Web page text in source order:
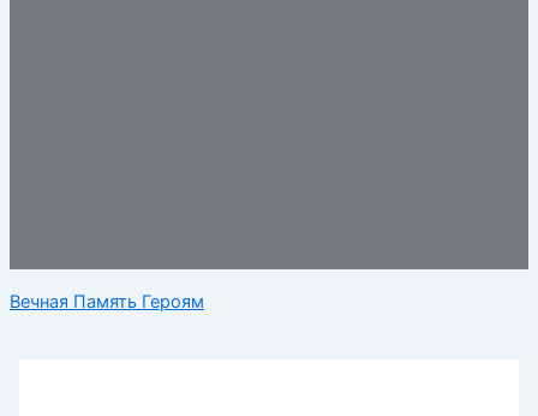
Вечная Память Героям